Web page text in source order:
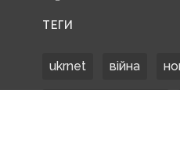
ТЕГИ
ukrnet війна